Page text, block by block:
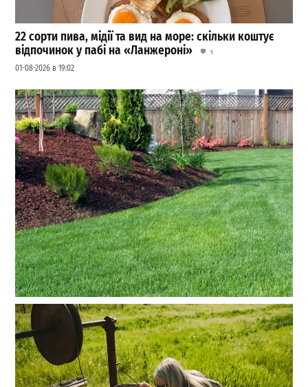
22 сорти пива, мідії та вид на море: скільки коштує
відпочинок у пабі на «Ланжероні»
1
01-08-2026 в 19:02
Догляд за газоном без шкідників: як зберегти
ідеальну ділянку за допомогою сучасних технологій
0
04-08-2026 в 17:19
ВИБІР РЕДАКЦІЇ